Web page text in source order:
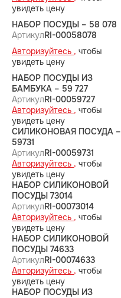
увидеть цену
НАБОР ПОСУДЫ – 58 078
АртикулRI-00058078
Авторизуйтесь , чтобы
увидеть цену
НАБОР ПОСУДЫ ИЗ
БАМБУКА – 59 727
АртикулRI-00059727
Авторизуйтесь , чтобы
увидеть цену
СИЛИКОНОВАЯ ПОСУДА –
59731
АртикулRI-00059731
Авторизуйтесь , чтобы
увидеть цену
НАБОР СИЛИКОНОВОЙ
ПОСУДЫ 73014
АртикулRI-00073014
Авторизуйтесь , чтобы
увидеть цену
НАБОР СИЛИКОНОВОЙ
ПОСУДЫ 74633
АртикулRI-00074633
Авторизуйтесь , чтобы
увидеть цену
НАБОР ПОСУДЫ ИЗ